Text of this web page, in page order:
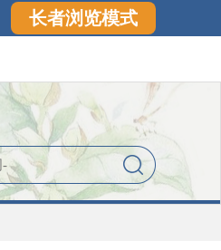
长者浏览模式